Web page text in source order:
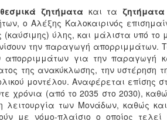
θεσμικά ζητήματα και τα ζητήματα
ο Αλέξης Καλοκαιρινός
ύλης, και μάλιστα υπό το
την παραγωγή απορριμμάτων.
απορριμμάτων για την παραγωγή
της ανακύκλωσης, την υστέρηση
μοντέλου. Αναφέρεται επίσης
χρόνια (από το 2035 στο 2030),
λειτουργία των Μονάδων, καθώς
με νόμο-πλαίσιο ο οποίος